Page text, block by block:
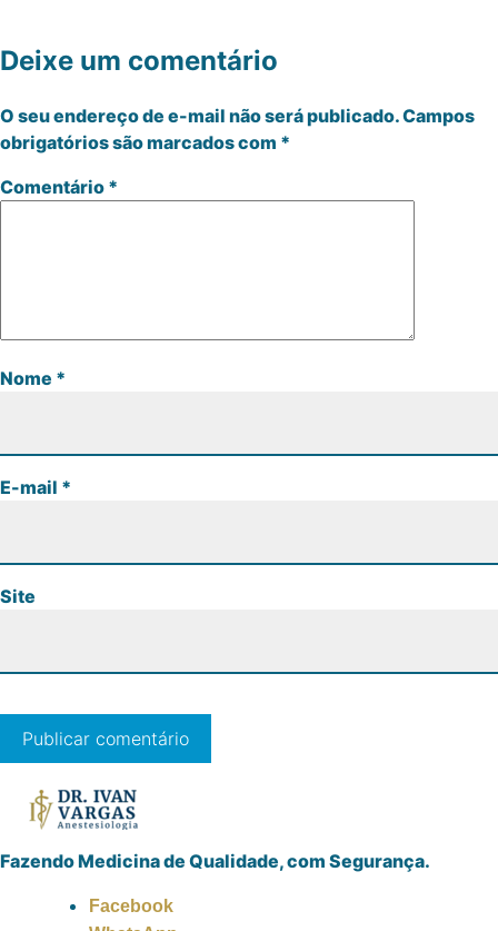
Deixe um comentário
O seu endereço de e-mail não será publicado.Campos
obrigatórios são marcados com *
Comentário *
Nome *
E-mail *
Site
Fazendo Medicina de Qualidade, com Segurança.
Facebook